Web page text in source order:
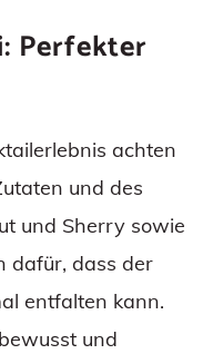
Perfekter
achten
und des
und Sherry sowie
dafür, dass der
entfalten kann.
und